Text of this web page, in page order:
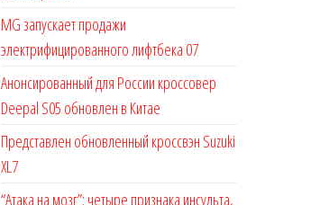
MG запускает продажи
электрифицированного лифтбека 07
Анонсированный для России кроссовер
Deepal S05 обновлен в Китае
Представлен обновленный кроссвэн Suzuki
XL7
“Атака на мозг”: четыре признака инсульта,